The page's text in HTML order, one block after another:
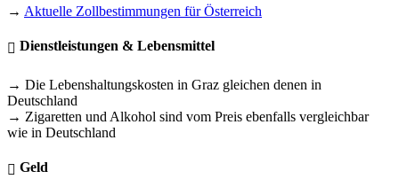
→ Aktuelle Zollbestimmungen für Österreich
Dienstleistungen & Lebensmittel
→ Die Lebenshaltungskosten in Graz gleichen denen in
Deutschland
→ Zigaretten und Alkohol sind vom Preis ebenfalls vergleichbar
wie in Deutschland
Geld